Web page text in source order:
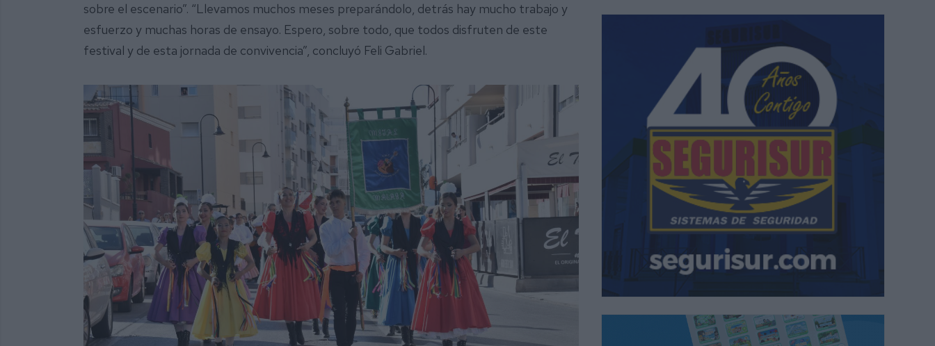
sobre el escenario”. “Llevamos muchos meses preparándolo, detrás hay mucho trabajo y
esfuerzo y muchas horas de ensayo. Espero, sobre todo, que todos disfruten de este
festival y de esta jornada de convivencia”, concluyó Feli Gabriel.